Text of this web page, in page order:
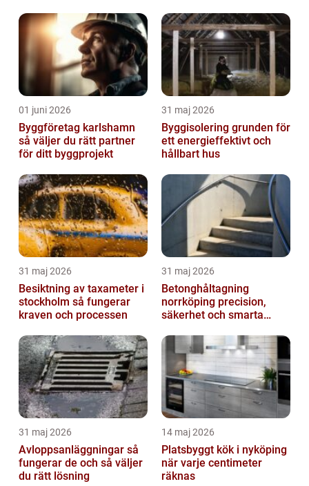
01 juni 2026
Byggföretag karlshamn
så väljer du rätt partner
för ditt byggprojekt
31 maj 2026
Byggisolering grunden för
ett energieffektivt och
hållbart hus
31 maj 2026
Besiktning av taxameter i
stockholm så fungerar
kraven och processen
31 maj 2026
Betonghåltagning
norrköping precision,
säkerhet och smarta
31 maj 2026
Avloppsanläggningar så
fungerar de och så väljer
du rätt lösning
14 maj 2026
Platsbyggt kök i nyköping
när varje centimeter
räknas